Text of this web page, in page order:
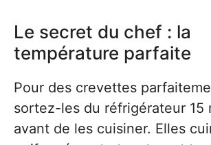
Le secret du chef : la
température parfaite
Pour des crevettes
sortez-les du réfrigérateur 15
avant de les cuisiner. Elles